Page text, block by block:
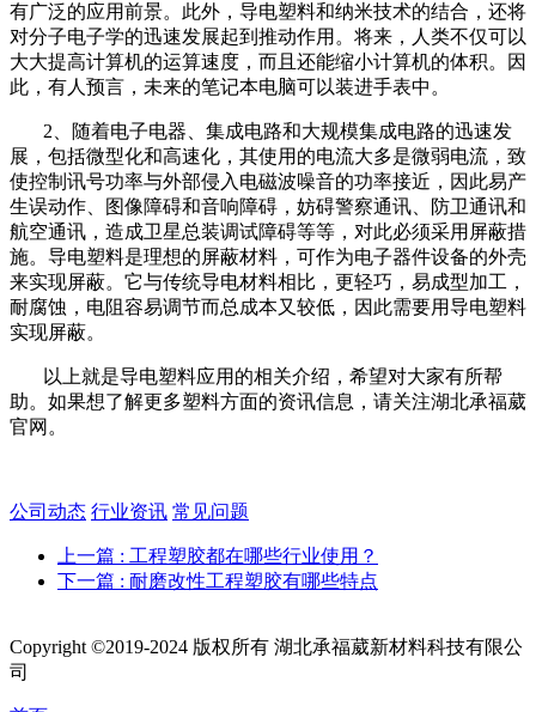
有广泛的应用前景。此外，导电塑料和纳米技术的结合，还将
对分子电子学的迅速发展起到推动作用。将来，人类不仅可以
大大提高计算机的运算速度，而且还能缩小计算机的体积。因
此，有人预言，未来的笔记本电脑可以装进手表中。
2、随着电子电器、集成电路和大规模集成电路的迅速发
展，包括微型化和高速化，其使用的电流大多是微弱电流，致
使控制讯号功率与外部侵入电磁波噪音的功率接近，因此易产
生误动作、图像障碍和音响障碍，妨碍警察通讯、防卫通讯和
航空通讯，造成卫星总装调试障碍等等，对此必须采用屏蔽措
施。导电塑料是理想的屏蔽材料，可作为电子器件设备的外壳
来实现屏蔽。它与传统导电材料相比，更轻巧，易成型加工，
耐腐蚀，电阻容易调节而总成本又较低，因此需要用导电塑料
实现屏蔽。
以上就是导电塑料应用的相关介绍，希望对大家有所帮
助。如果想了解更多塑料方面的资讯信息，请关注湖北承福葳
官网。
公司动态 行业资讯 常见问题
上一篇 : 工程塑胶都在哪些行业使用？
下一篇 : 耐磨改性工程塑胶有哪些特点
Copyright ©2019-2024 版权所有 湖北承福葳新材料科技有限公
司